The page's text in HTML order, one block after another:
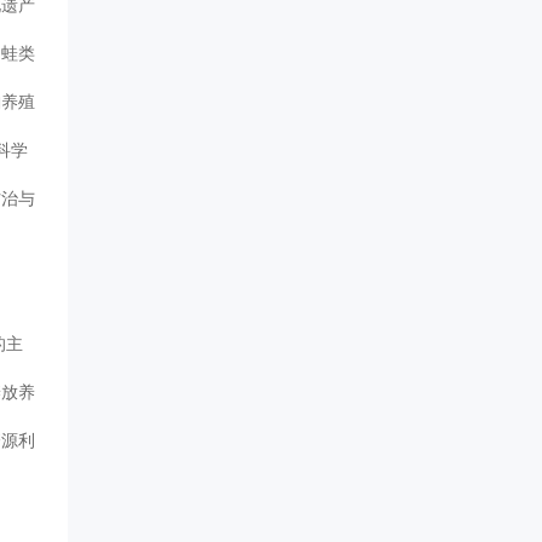
遗产
蛙类
养殖
学
治与
主
放养
利